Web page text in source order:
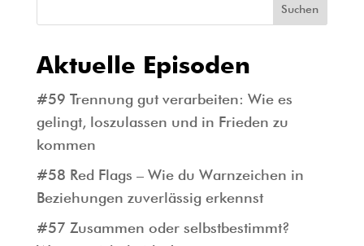
Suchen
Aktuelle Episoden
#59 Trennung gut verarbeiten: Wie es
gelingt, loszulassen und in Frieden zu
kommen
#58 Red Flags – Wie du Warnzeichen in
Beziehungen zuverlässig erkennst
#57 Zusammen oder selbstbestimmt?